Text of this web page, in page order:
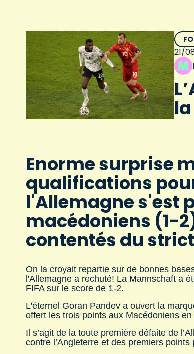
21/
Enorme surprise
qualifications
l'Allemagne s'est
macédoniens (1-
contentés du
On la croyait repartie sur de bonnes
l'Allemagne a rechuté! La Mannschaft a
FIFA sur le score de 1-2.
L'éternel Goran Pandev a ouvert la
offert les trois points aux Macédoniens
Il s’agit de la toute première défaite de
contre l’Angleterre et des premiers